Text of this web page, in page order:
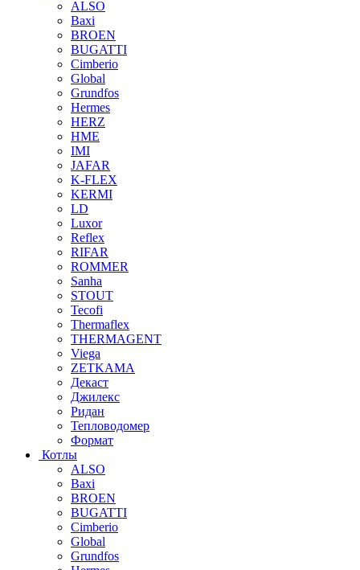
ALSO
Baxi
BROEN
BUGATTI
Cimberio
Global
Grundfos
Hermes
HERZ
HME
IMI
JAFAR
K-FLEX
KERMI
LD
Luxor
Reflex
RIFAR
ROMMER
Sanha
STOUT
Tecofi
Thermaflex
THERMAGENT
Viega
ZETKAMA
Декаст
Джилекс
Ридан
Тепловодомер
Формат
Котлы
ALSO
Baxi
BROEN
BUGATTI
Cimberio
Global
Grundfos